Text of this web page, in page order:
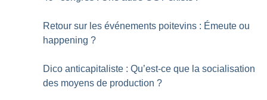
Retour sur les événements poitevins : Émeute ou
happening ?
Dico anticapitaliste : Qu’est-ce que la socialisation
des moyens de production ?